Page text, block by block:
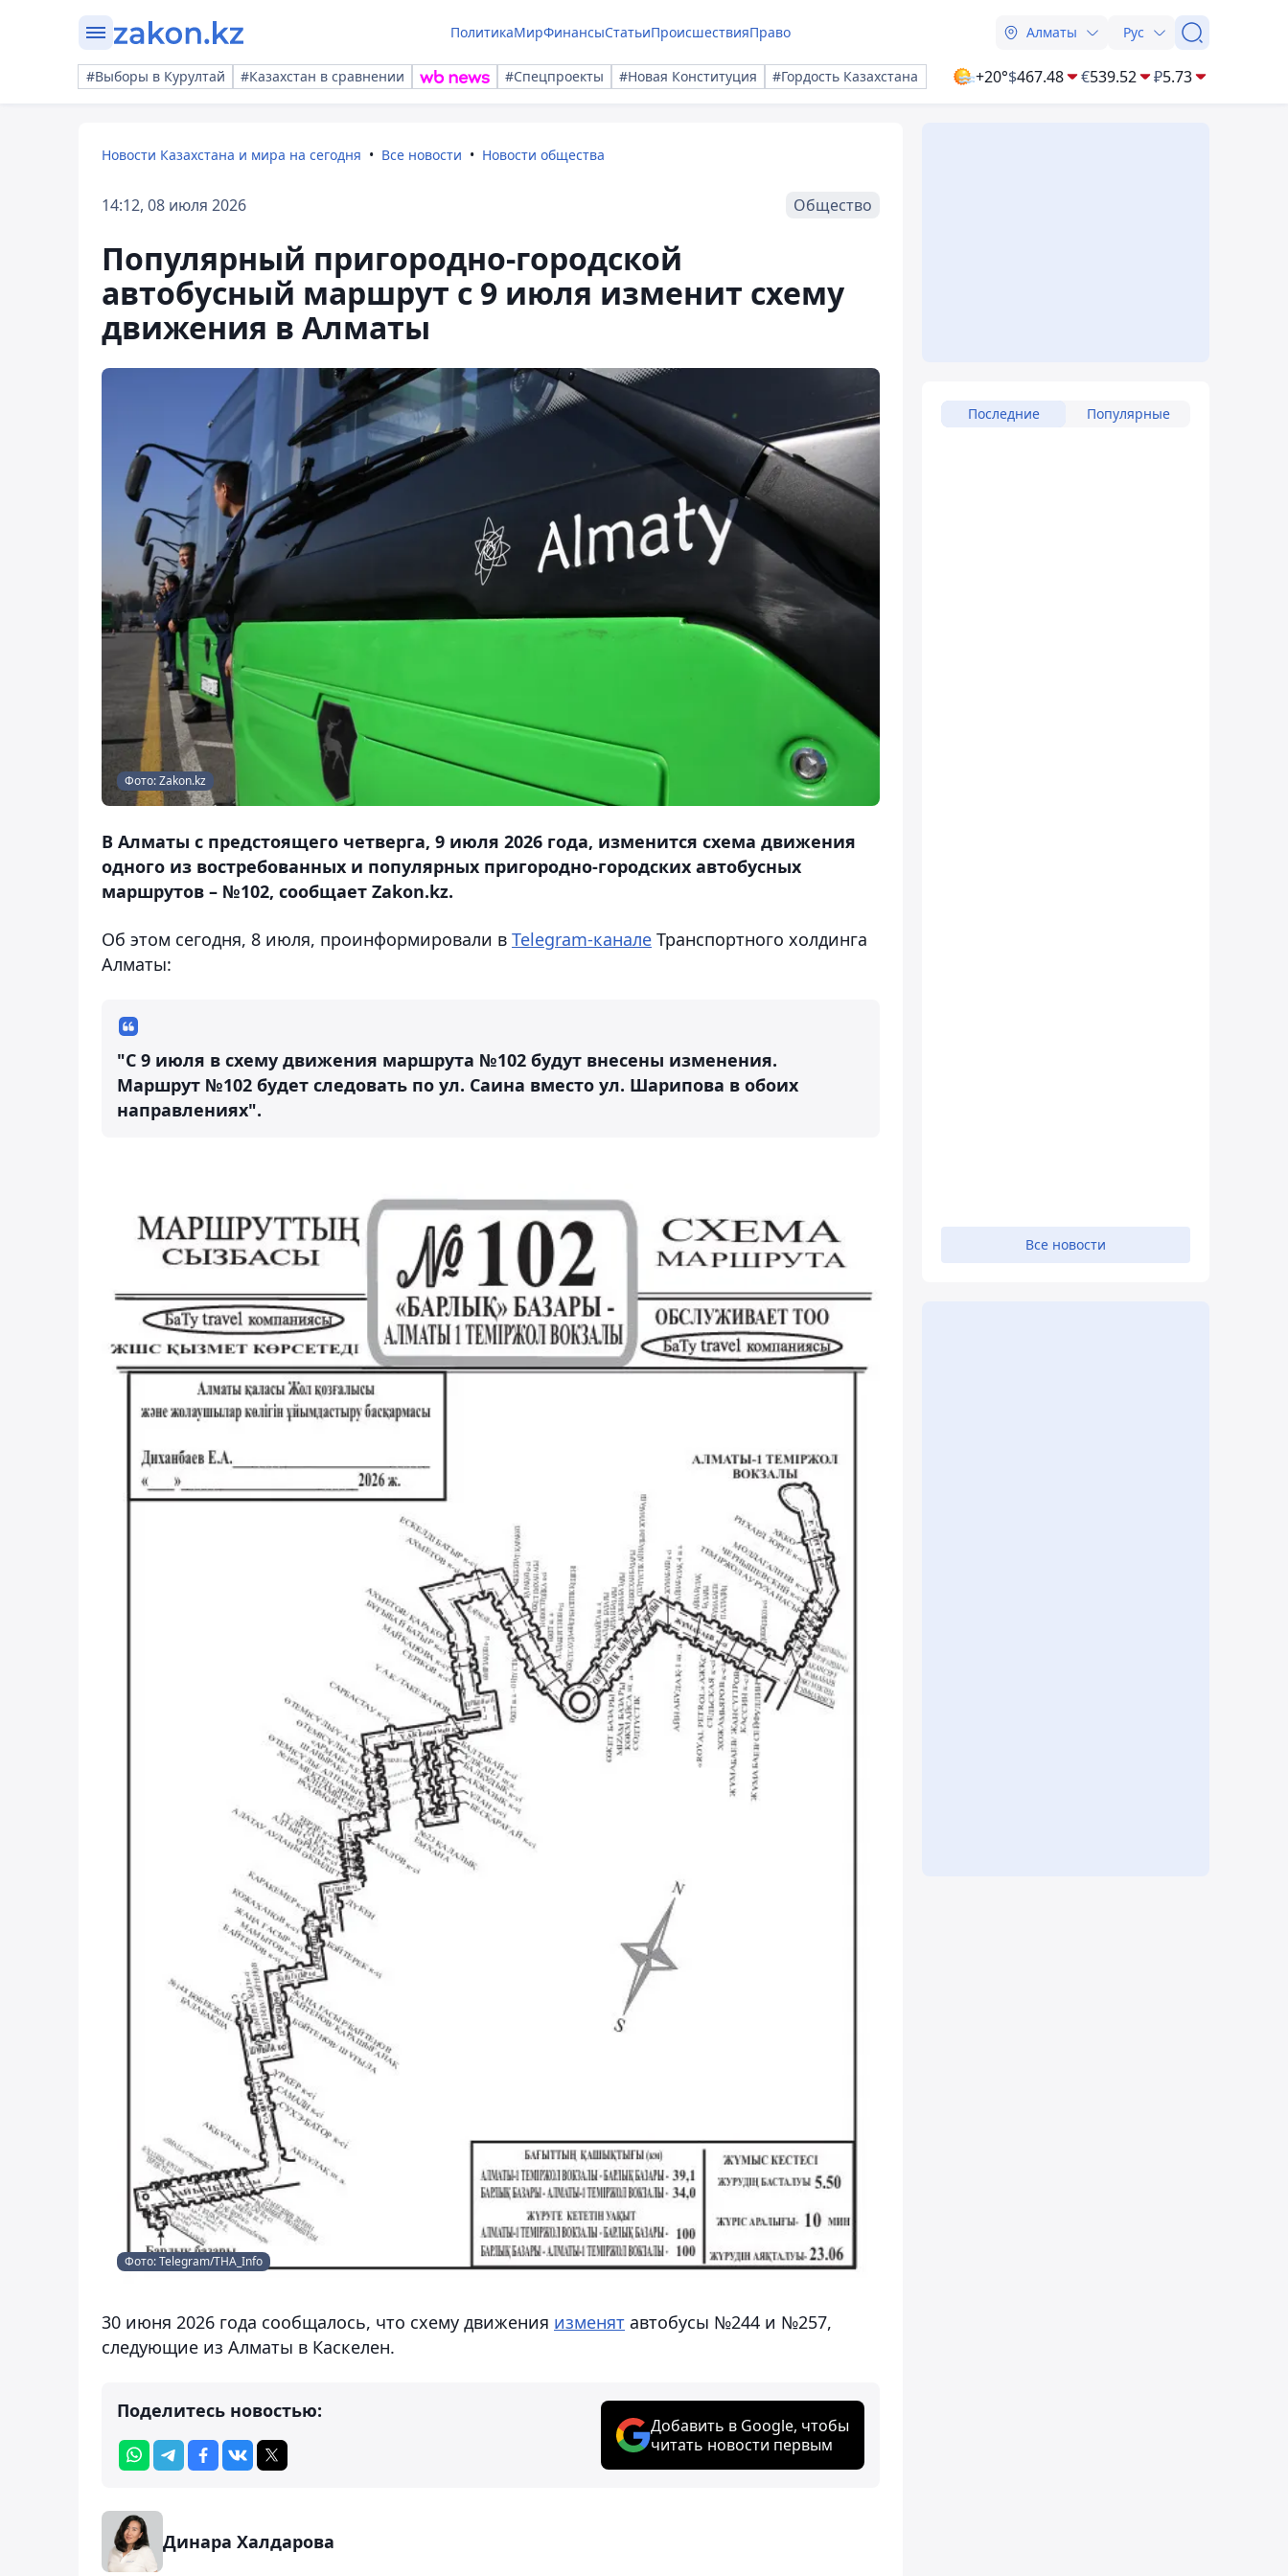
ПолитикаМирФинансыСтатьиПроисшествияПраво Алматы Рус
#Выборы в Курултай #Казахстан в сравнении #Спецпроекты #Новая Конституция #Гордость Казахстана +20°$467.48 €539.52 ₽5.73
Новости Казахстана и мира на сегодня Все новости Новости общества
14:12, 08 июля 2026 Общество
Популярный пригородно-городской
автобусный маршрут с 9 июля изменит схему
движения в Алматы
Фото: Zakon.kz
В Алматы с предстоящего четверга, 9 июля 2026 года, изменится схема движения
одного из востребованных и популярных пригородно-городских автобусных
маршрутов – №102, сообщает Zakon.kz.
Об этом сегодня, 8 июля, проинформировали в Telegram-канале Транспортного холдинга
Алматы:
"С 9 июля в схему движения маршрута №102 будут внесены изменения.
Маршрут №102 будет следовать по ул. Саина вместо ул. Шарипова в обоих
направлениях".
Фото: Telegram/THA_Info
30 июня 2026 года сообщалось, что схему движения изменят автобусы №244 и №257,
следующие из Алматы в Каскелен.
Поделитесь новостью:
Добавить в Google, чтобы
читать новости первым
Динара Халдарова
Последние Популярные
Все новости